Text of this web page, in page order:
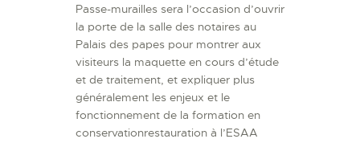
Passe-murailles sera l’occasion d’ouvrir
la porte de la salle des notaires au
Palais des papes pour montrer aux
visiteurs la maquette en cours d’étude
et de traitement, et expliquer plus
généralement les enjeux et le
fonctionnement de la formation en
conservationrestauration à l’ESAA